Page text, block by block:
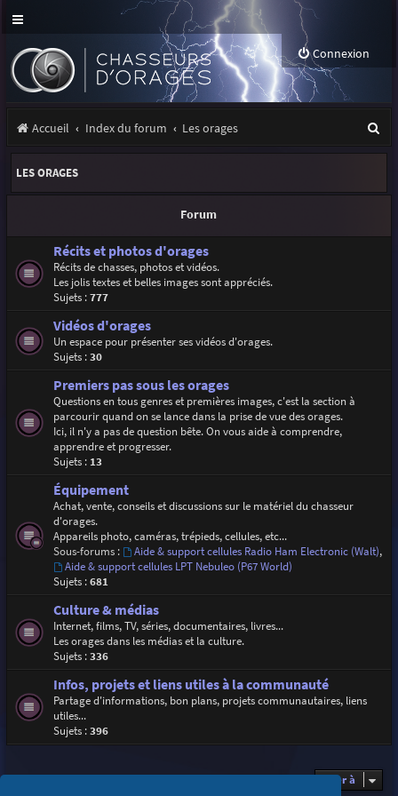
Connexion
Accueil Index du forum Les orages
e
e
LES ORAGES
Forum
Récits et photos d'orages
Récits de chasses, photos et vidéos.
Les jolis textes et belles images sont appréciés.
Sujets :777
Vidéos d'orages
Un espace pour présenter ses vidéos d'orages.
Sujets :30
Premiers pas sous les orages
Questions en tous genres et premières images, c'est la section à
parcourir quand on se lance dans la prise de vue des orages.
Ici, il n'y a pas de question bête. On vous aide à comprendre,
apprendre et progresser.
Sujets : 13
Équipement
Achat, vente, conseils et discussions sur le matériel du chasseur
d'orages.
Appareils photo, caméras, trépieds, cellules, etc...
Sous-forums :
Aide & support cellules Radio Ham Electronic (Walt),
Aide & support cellules LPT Nebuleo (P67 World)
Sujets :681
Culture & médias
Internet, films, TV, séries, documentaires, livres...
Les orages dans les médias et la culture.
Sujets :336
Infos, projets et liens utiles à la communauté
Partage d'informations, bon plans, projets communautaires, liens
utiles...
Sujets :396
Aller à